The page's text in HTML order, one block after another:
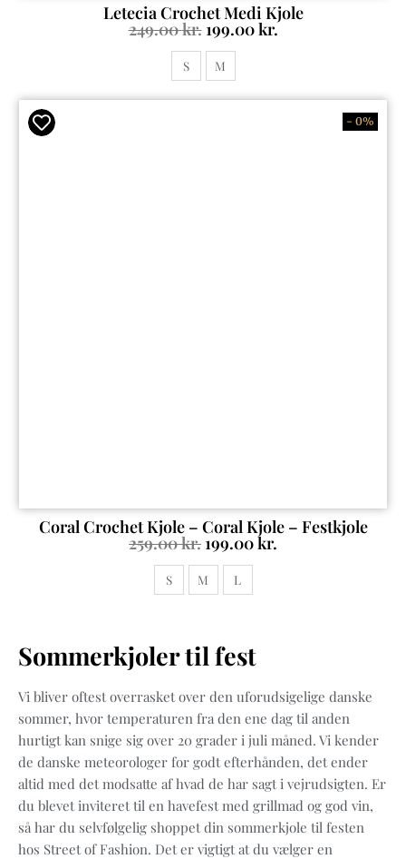
Letecia Crochet Medi Kjole
249.00kr.199.00kr.
S M
- 0%
Coral Crochet Kjole – Coral Kjole – Festkjole
259.00kr.199.00kr.
S M L
Sommerkjoler til fest
Vi bliver oftest overrasket over den uforudsigelige danske
sommer, hvor temperaturen fra den ene dag til anden
hurtigt kan snige sig over 20 grader i juli måned. Vi kender
de danske meteorologer for godt efterhånden, det ender
altid med det modsatte af hvad de har sagt i vejrudsigten. Er
du blevet inviteret til en havefest med grillmad og god vin,
så har du selvfølgelig shoppet din sommerkjole til festen
hos Street of Fashion. Det er vigtigt at du vælger en